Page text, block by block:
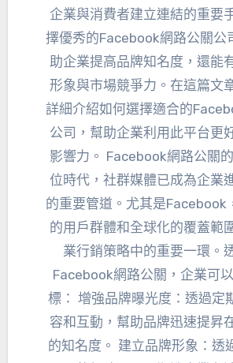
企業與消費者建立連結的重要
擇優秀的Facebook網路公關公
助企業提高品牌知名度，還能
形象與市場競爭力。在這篇文
詳細介紹如何選擇適合的
公司，幫助企業利用此平台更
影響力。 Facebook網路公關
位時代，社群媒體已成為企業
的重要管道。尤其是Facebook
的用戶群體和全球化的覆蓋範
業行銷策略中的重要一環。
Facebook網路公關，企業可
標： 增強品牌曝光度：透過定
容和互動，幫助品牌迅速提昇
的知名度。 建立品牌形象：透